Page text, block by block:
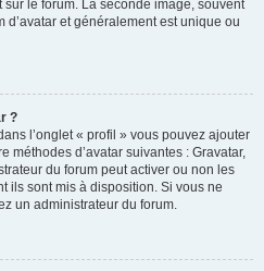
le forum. La seconde image, souvent
et généralement est unique ou
?
l’onglet « profil » vous pouvez ajouter
méthodes d’avatar suivantes : Gravatar,
du forum peut activer ou non les
ils sont mis à disposition. Si vous ne
un administrateur du forum.